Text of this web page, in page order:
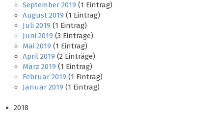
September 2019 (1 Eintrag)
August 2019 (1 Eintrag)
Juli 2019 (1 Eintrag)
Juni 2019 (3 Einträge)
Mai 2019 (1 Eintrag)
April 2019 (2 Einträge)
März 2019 (1 Eintrag)
Februar 2019 (1 Eintrag)
Januar 2019 (1 Eintrag)
2018